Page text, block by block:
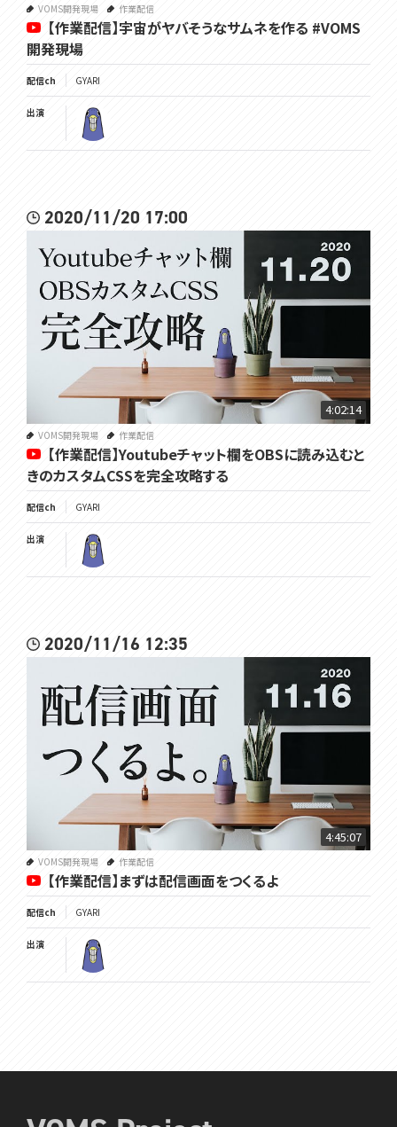
VOMS開発現場 作業配信
【作業配信】宇宙がヤバそうなサムネを作る #VOMS
開発現場
配信ch GYARI
出演
2020/11/20 17:00
4:02:14
VOMS開発現場 作業配信
【作業配信】Youtubeチャット欄をOBSに読み込むと
きのカスタムCSSを完全攻略する
配信ch GYARI
出演
2020/11/16 12:35
4:45:07
VOMS開発現場 作業配信
【作業配信】まずは配信画面をつくるよ
配信ch GYARI
出演